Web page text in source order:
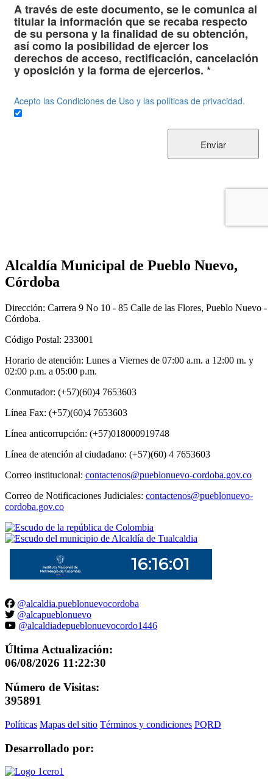
Alcaldía Municipal de Pueblo Nuevo,
Córdoba
Dirección: Carrera 9 No 10 - 85 Calle de las Flores, Pueblo Nuevo -
Córdoba.
Código Postal: 233001
Horario de atención: Lunes a Viernes de 07:00 a.m. a 12:00 m. y
02:00 p.m. a 05:00 p.m.
Conmutador: (+57)(60)4 7653603
Línea Fax: (+57)(60)4 7653603
Línea anticorrupción: (+57)018000919748
Línea de atención al ciudadano: (+57)(60) 4 7653603
Correo institucional: contactenos@pueblonuevo-cordoba.gov.co
Correo de Notificaciones Judiciales: contactenos@pueblonuevo-
cordoba.gov.co
@alcaldia.pueblonuevocordoba
@alcapueblonuevo
@alcaldiadepueblonuevocordo1446
Última Actualización:
06/08/2026 11:22:30
Número de Visitas:
395891
Políticas Mapas del sitio Términos y condiciones PQRD
Desarrollado por: